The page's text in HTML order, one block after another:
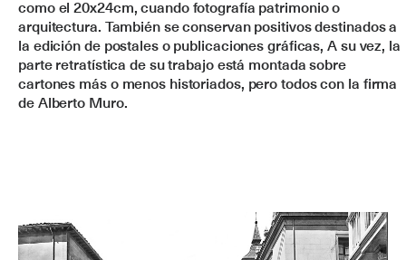
como el 20x24cm, cuando fotografía patrimonio o
arquitectura. También se conservan positivos destinados a
la edición de postales o publicaciones gráficas, A su vez, la
parte retratística de su trabajo está montada sobre
cartones más o menos historiados, pero todos con la firma
de Alberto Muro.